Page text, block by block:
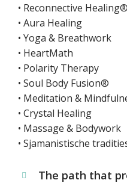
• Reconnective Healing®
• Aura Healing
• Yoga & Breathwork
• HeartMath
• Polarity Therapy
• Soul Body Fusion®
• Meditation &
• Crystal Healing
• Massage & Bodywork
• Sjamanistische
The path that